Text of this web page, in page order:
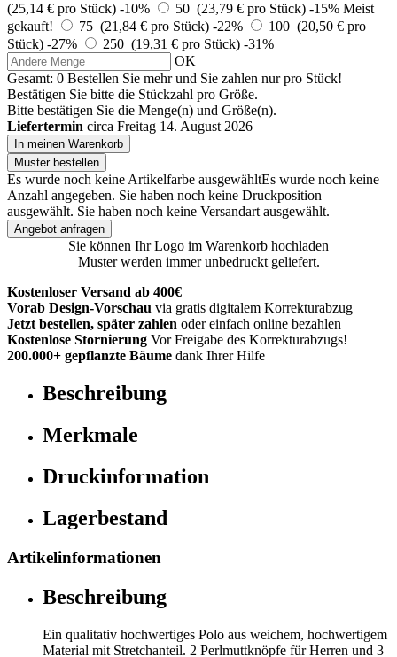
(25,14 € pro Stück) -10% 50 (23,79 € pro Stück) -15% Meist
gekauft!
75 (21,84 € pro Stück) -22%
100 (20,50 € pro
Stück) -27% 250 (19,31 € pro Stück) -31%
OK
Gesamt: 0 Bestellen Sie mehr und Sie zahlen nurpro Stück!
Bestätigen Sie bitte die Stückzahl pro Größe.
Bitte bestätigen Sie die Menge(n) und Größe(n).
Liefertermin circa Freitag 14. August 2026
In meinen Warenkorb
Muster bestellen
Es wurde noch keine Artikelfarbe ausgewähltEs wurde noch keine
Anzahl angegeben. Sie haben noch keine Druckposition
ausgewählt. Sie haben noch keine Versandart ausgewählt.
Angebot anfragen
Sie können Ihr Logo im Warenkorb hochladen
Muster werden immer unbedruckt geliefert.
Kostenloser Versand ab 400€
Vorab Design-Vorschau via gratis digitalem Korrekturabzug
Jetzt bestellen, später zahlen oder einfach online bezahlen
Kostenlose Stornierung Vor Freigabe des Korrekturabzugs!
200.000+ gepflanzte Bäume dank Ihrer Hilfe
Beschreibung
Merkmale
Druckinformation
Lagerbestand
Artikelinformationen
Beschreibung
Ein qualitativ hochwertiges Polo aus weichem, hochwertigem
Material mit Stretchanteil. 2 Perlmuttknöpfe für Herren und 3